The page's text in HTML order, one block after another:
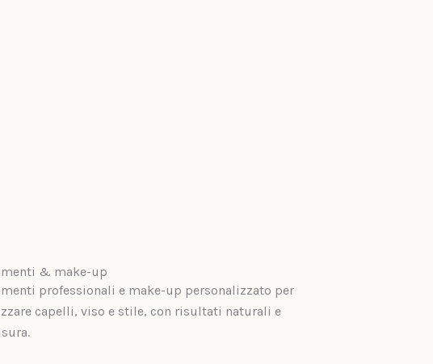
& make-up
professionali e make-up personalizzato per
capelli, viso e stile, con risultati naturali e